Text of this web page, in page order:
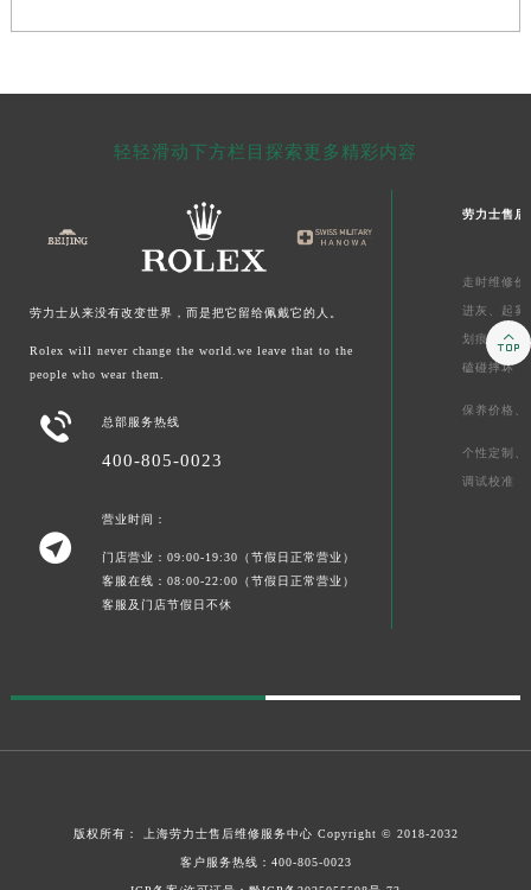
轻轻滑动下方栏目探索更多精彩内容
劳力士从来没有改变世界，而是把它留给佩戴它的人。
Rolex will never change the world.we leave that to the
people who wear them.
 总部服务热线
400-805-0023

营业时间：
门店营业：09:00-19:30（节假日正常营业）
客服在线：08:00-22:00（节假日正常营业）
客服及门店节假日不休
劳力士售后
走时维修价
进灰、 起雾
划痕维修价
磕碰摔坏
保养价格、
个性定制、
调试校准
版权所有： 上海劳力士售后维修服务中心 Copyright © 2018-2032
客户服务热线： 400-805-0023
